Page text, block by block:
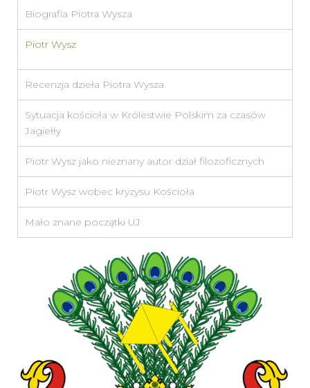
Biografia Piotra Wysza
Piotr Wysz
Recenzja dzieła Piotra Wysza
Sytuacja kościoła w Królestwie Polskim za czasów
Jagiełły
Piotr Wysz jako nieznany autor dział filozoficznych
Piotr Wysz wobec kryzysu Kościoła
Mało znane początki UJ